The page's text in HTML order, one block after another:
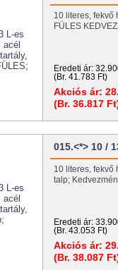
10 literes, fekvő
FÜLES
Eredeti ár:
(Br. 41.783 Ft)
Akciós ár:
(Br. 36.817
015.<*> 10 /
10 literes, fekvő
talp;
Eredeti ár:
(Br. 43.053 Ft)
Akciós ár:
(Br. 38.087